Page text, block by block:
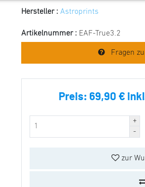
Hersteller : Astroprints
Artikelnummer : EAF-True3.2
Fragen
Preis: 69,90 €
zur